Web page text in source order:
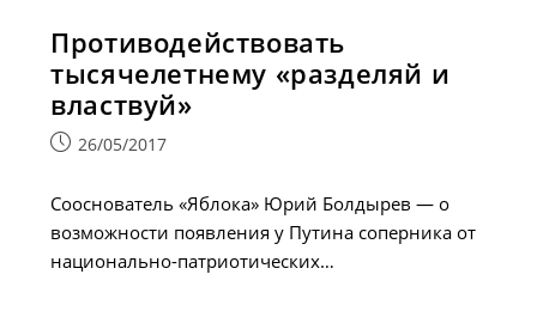
Противодействовать
тысячелетнему «разделяй и
властвуй»
Запись26/05/2017
Сооснователь «Яблока» Юрий Болдырев — о
возможности появления у Путина соперника от
национально-патриотических…